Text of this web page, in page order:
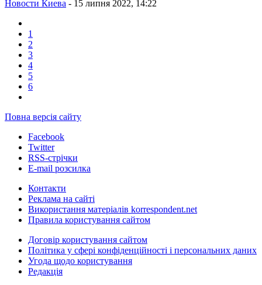
Новости Киева - 15 липня 2022, 14:22
1
2
3
4
5
6
Повна версія сайту
Facebook
Twitter
RSS-стрічки
E-mail розсилка
Контакти
Реклама на сайті
Використання матеріалів korrespondent.net
Правила користування сайтом
Договір користування сайтом
Політика у сфері конфіденційності і персональних даних
Угода щодо користування
Редакція